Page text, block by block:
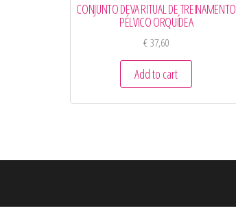
CONJUNTO DEVA RITUAL DE TREINAMENTO
PÉLVICO ORQUÍDEA
€37,60
Add to cart